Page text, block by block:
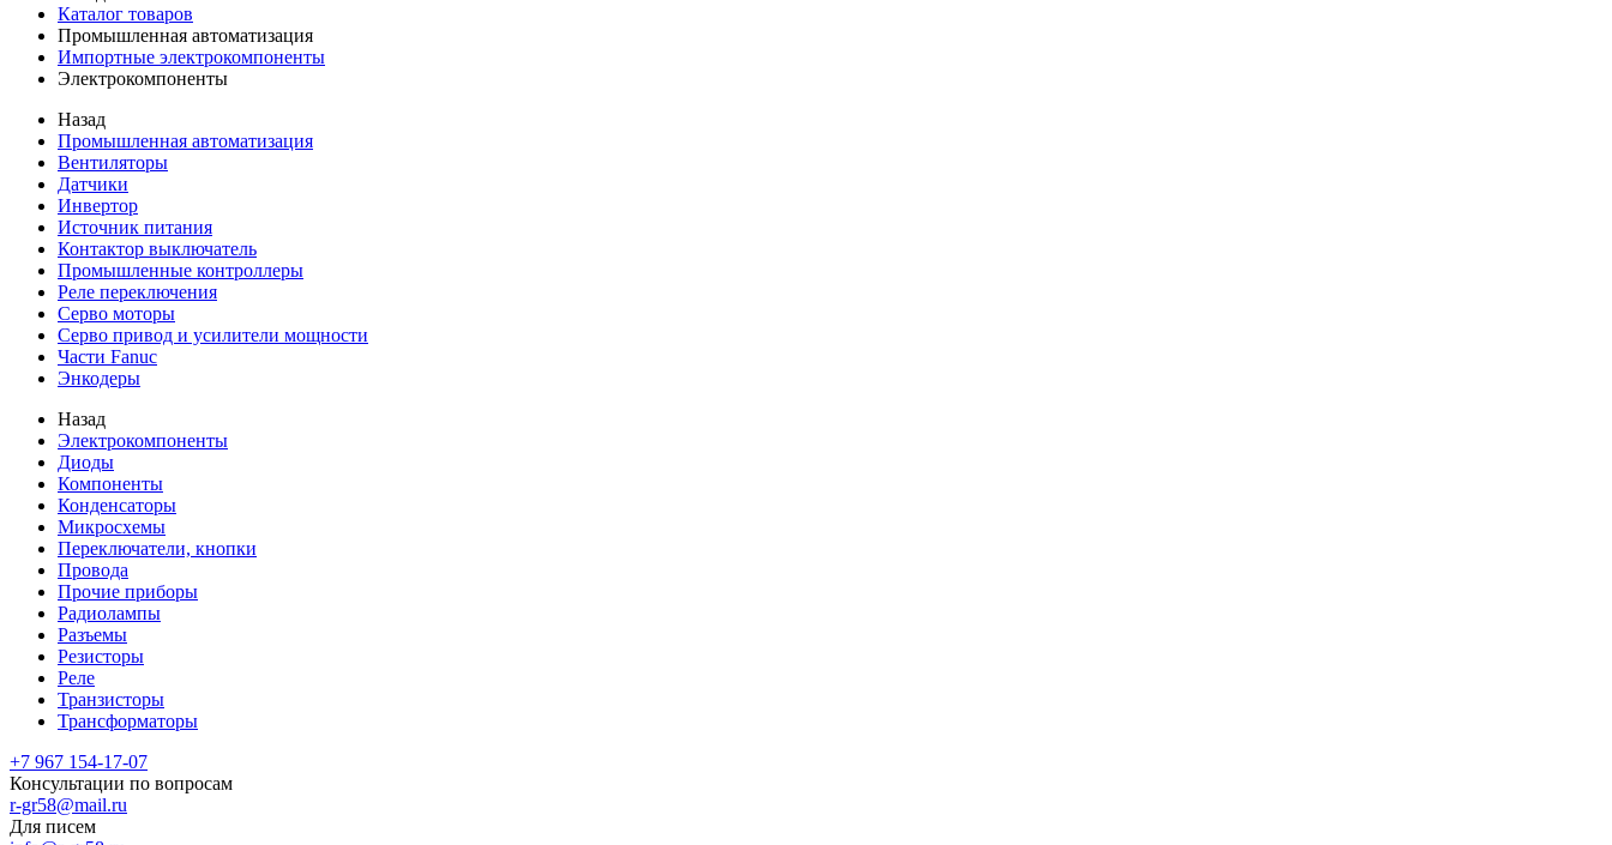
Каталог товаров
Промышленная автоматизация
Импортные электрокомпоненты
Электрокомпоненты
Назад
Промышленная автоматизация
Вентиляторы
Датчики
Инвертор
Источник питания
Контактор выключатель
Промышленные контроллеры
Реле переключения
Серво моторы
Серво привод и усилители мощности
Части Fanuc
Энкодеры
Назад
Электрокомпоненты
Диоды
Компоненты
Конденсаторы
Микросхемы
Переключатели, кнопки
Провода
Прочие приборы
Радиолампы
Разъемы
Резисторы
Реле
Транзисторы
Трансформаторы
+7 967 154-17-07
Консультации по вопросам
r-gr58@mail.ru
Для писем